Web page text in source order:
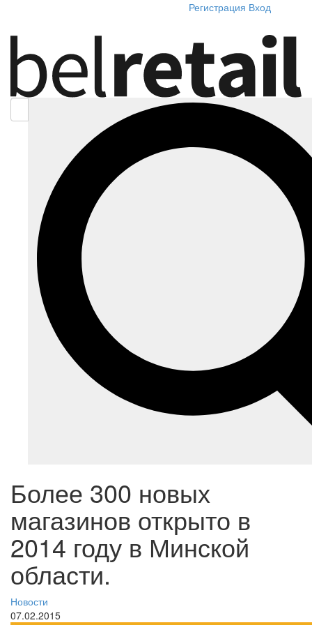
Регистрация Вход
Более 300 новых
магазинов открыто в
2014 году в Минской
области.
Новости
07.02.2015